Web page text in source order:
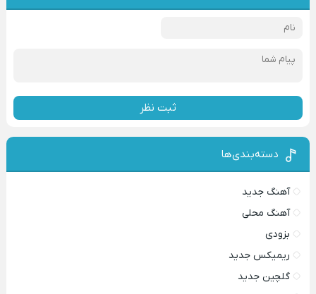
ثبت نظر
دسته‌بندی‌ها
آهنگ جدید
آهنگ محلی
بزودی
ریمیکس جدید
گلچین جدید